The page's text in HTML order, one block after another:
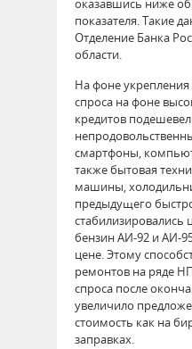
оказавшись ниже
показателя. Такие
Отделение Банка
области.
На фоне
спроса на фоне
кредитов
смартфоны,
также бытовая
машины,
предыдущего
стабилизировались
бензин АИ-92 и АИ-
цене. Этому
ремонтов на ряде
спроса после
увеличило
стоимость как на
заправках.